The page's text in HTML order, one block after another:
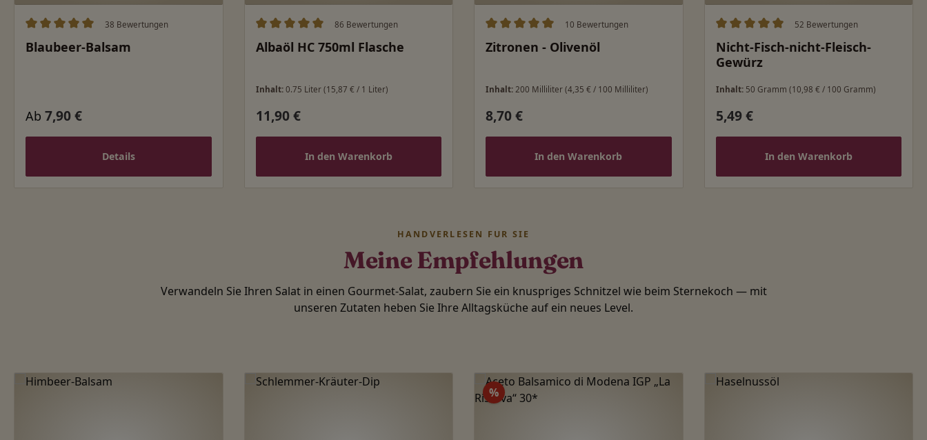
Durchschnittliche Bewertung von 5 von 5 Sternen
38 Bewertungen
Blaubeer-Balsam
Regulärer Preis:
Ab 7,90 €
Details
Durchschnittliche Bewertung von 5 von 5 Sternen
86 Bewertungen
Albaöl HC 750ml Flasche
Inhalt: 0.75 Liter (15,87 € / 1 Liter)
Regulärer Preis:
11,90 €
In den Warenkorb
Durchschnittliche Bewertung von 5 von 5 Sternen
10 Bewertungen
Zitronen - Olivenöl
Inhalt: 200 Milliliter (4,35 € / 100 Milliliter)
Regulärer Preis:
8,70 €
In den Warenkorb
Durchschnittliche Bewertung von 4.98
52 Bewertungen
Nicht-Fisch-nicht-Fleisch-
Gewürz
Inhalt: 50 Gramm (10,98 € / 100 Gramm)
Regulärer Preis:
5,49 €
In den Warenkorb
Meine Empfehlungen
HANDVERLESEN FÜR SIE
Verwandeln Sie Ihren Salat in einen Gourmet-Salat, zaubern Sie ein knuspriges Schnitzel wie beim Sternekoch — mit
unseren Zutaten heben Sie Ihre Alltagsküche auf ein neues Level.
Produktgalerie überspringen
%Rabatt